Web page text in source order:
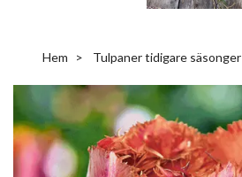
Hem Tulpaner tidigare säsonger